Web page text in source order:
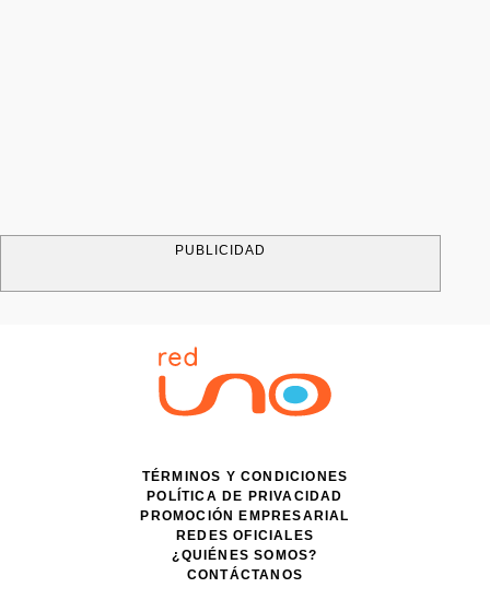
PUBLICIDAD
TÉRMINOS Y CONDICIONES
POLÍTICA DE PRIVACIDAD
PROMOCIÓN EMPRESARIAL
REDES OFICIALES
¿QUIÉNES SOMOS?
CONTÁCTANOS